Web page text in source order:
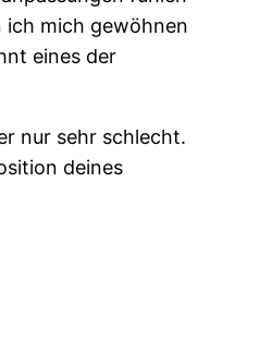
ich mich gewöhnen
eines der
nur sehr schlecht.
deines